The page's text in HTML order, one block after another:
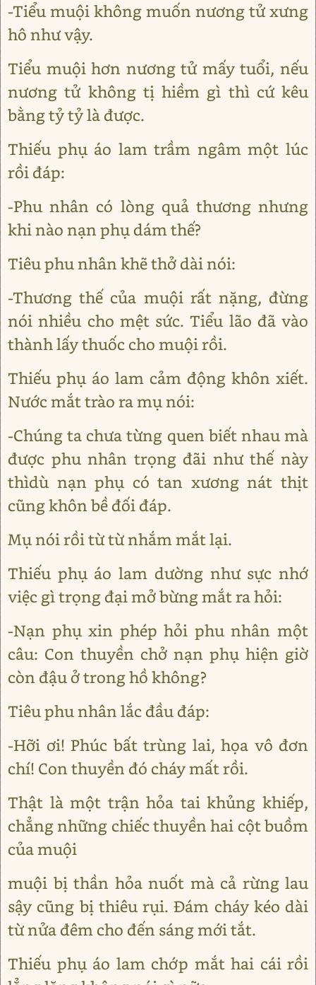
-Tiểu muội không muốn nương tử xưng
hô như vậy.
Tiểu muội hơn nương tử mấy tuổi, nếu
nương tử không tị hiềm gì thì cứ kêu
bằng tỷ tỷ là được.
Thiếu phụ áo lam trầm ngâm một lúc
rồi đáp:
-Phu nhân có lòng quả thương nhưng
khi nào nạn phụ dám thế?
Tiêu phu nhân khẽ thở dài nói:
-Thương thế của muội rất nặng, đừng
nói nhiều cho mệt sức. Tiểu lão đã vào
thành lấy thuốc cho muội rồi.
Thiếu phụ áo lam cảm động khôn xiết.
Nước mắt trào ra mụ nói:
-Chúng ta chưa từng quen biết nhau mà
được phu nhân trọng đãi như thế này
thìdù nạn phụ có tan xương nát thịt
cũng khôn bề đối đáp.
Mụ nói rồi từ từ nhắm mắt lại.
Thiếu phụ áo lam dường như sực nhớ
việc gì trọng đại mở bừng mắt ra hỏi:
-Nạn phụ xin phép hỏi phu nhân một
câu: Con thuyền chở nạn phụ hiện giờ
còn đậu ở trong hồ không?
Tiêu phu nhân lắc đầu đáp:
-Hỡi ơi! Phúc bất trùng lai, họa vô đơn
chí! Con thuyền đó cháy mất rồi.
Thật là một trận hỏa tai khủng khiếp,
chẳng những chiếc thuyền hai cột buồm
của muội
muội bị thần hỏa nuốt mà cả rừng lau
sậy cũng bị thiêu rụi. Ðám cháy kéo dài
từ nửa đêm cho đến sáng mới tắt.
Thiếu phụ áo lam chớp mắt hai cái rồi